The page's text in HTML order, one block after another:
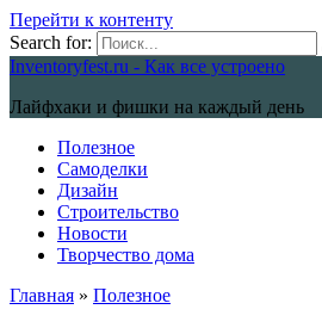
Перейти к контенту
Search for:
Inventoryfest.ru - Как все устроено
Лайфхаки и фишки на каждый день
Полезное
Самоделки
Дизайн
Строительство
Новости
Творчество дома
Главная » Полезное